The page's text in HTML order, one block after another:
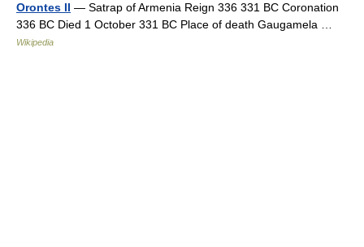
Orontes II — Satrap of Armenia Reign 336 331 BC Coronation
336 BC Died 1 October 331 BC Place of death Gaugamela …
Wikipedia